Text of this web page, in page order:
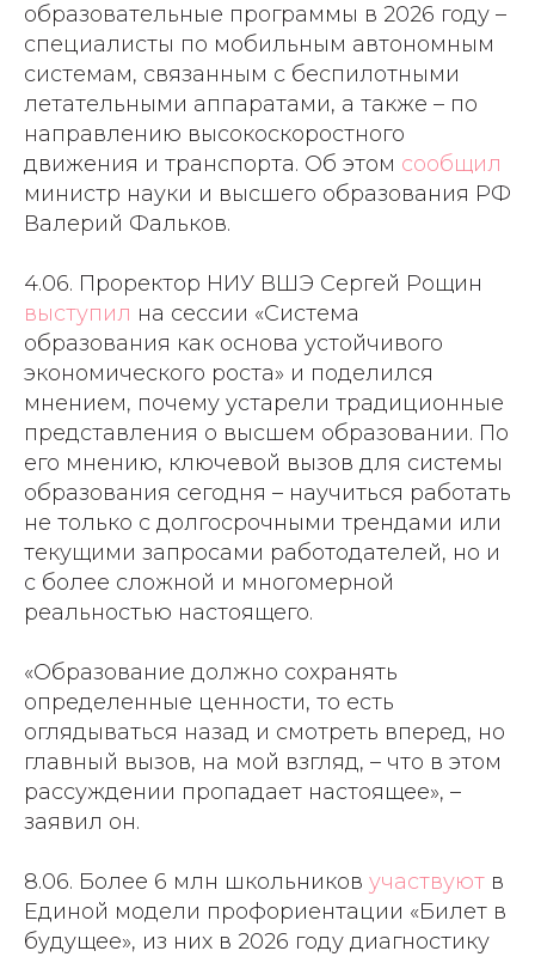
образовательные программы в 2026 году –
специалисты по мобильным автономным
системам, связанным с беспилотными
летательными аппаратами, а также – по
направлению высокоскоростного
движения и транспорта. Об этом сообщил
министр науки и высшего образования РФ
Валерий Фальков.
4.06. Проректор НИУ ВШЭ Сергей Рощин
выступил на сессии «Система
образования как основа устойчивого
экономического роста» и поделился
мнением, почему устарели традиционные
представления о высшем образовании. По
его мнению, ключевой вызов для системы
образования сегодня – научиться работать
не только с долгосрочными трендами или
текущими запросами работодателей, но и
с более сложной и многомерной
реальностью настоящего.
«Образование должно сохранять
определенные ценности, то есть
оглядываться назад и смотреть вперед, но
главный вызов, на мой взгляд, – что в этом
рассуждении пропадает настоящее», –
заявил он.
8.06. Более 6 млн школьников участвуют в
Единой модели профориентации «Билет в
будущее», из них в 2026 году диагностику